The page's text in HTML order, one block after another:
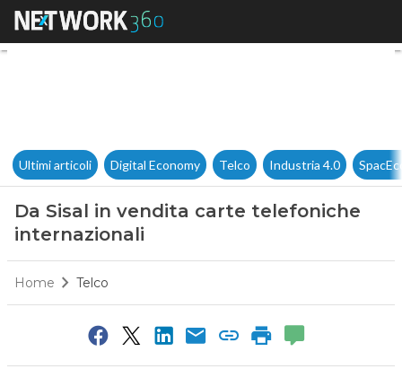
Da Sisal in vendita carte
Ultimi articoli Digital Economy Telco Industria 4.0
Da Sisal in vendita carte telefoniche
internazionali
Home Telco